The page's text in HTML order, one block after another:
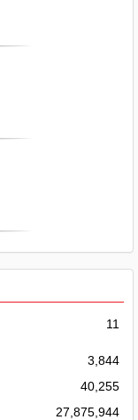
11
3,844
40,255
27,875,944